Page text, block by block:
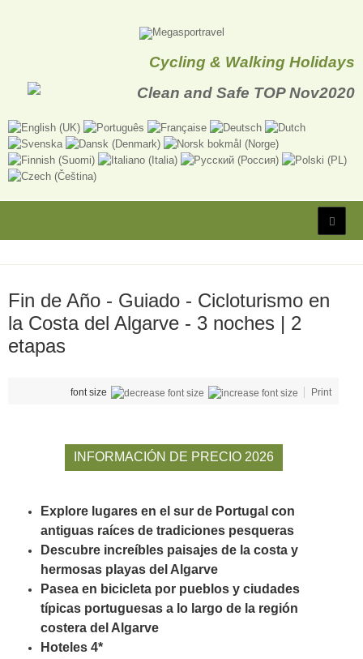
Cycling & Walking Holidays
Fin de Año - Guiado - Cicloturismo en
la Costa del Algarve - 3 noches | 2
etapas
font size Print
INFORMACIÓN DE PRECIO 2026
Explore lugares en el sur de Portugal con
antiguas raíces de tradiciones pesqueras
Descubre increíbles paisajes de la costa y
hermosas playas del Algarve
Pasea en bicicleta por pueblos y ciudades
típicas portuguesas a lo largo de la región
costera del Algarve
Hoteles 4*